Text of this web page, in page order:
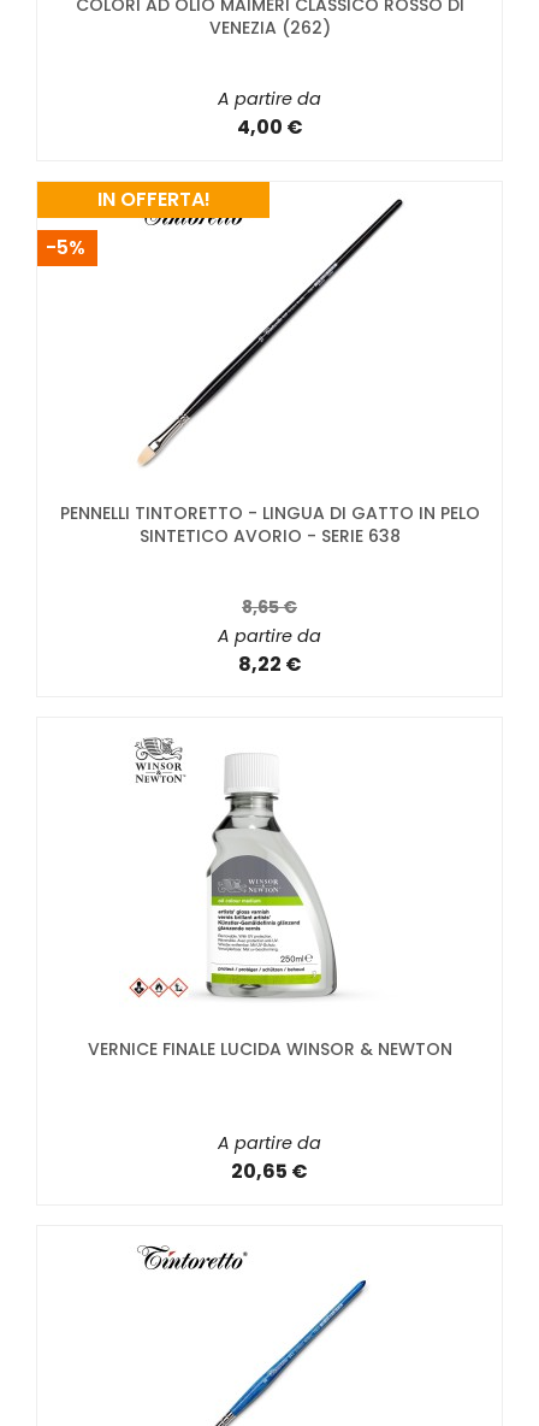
COLORI AD OLIO MAIMERI CLASSICO ROSSO DI
VENEZIA (262)
A partire da
4,00 €
PENNELLI TINTORETTO - LINGUA DI GATTO IN PELO
SINTETICO AVORIO - SERIE 638
8,65 €
A partire da
8,22 €
IN OFFERTA!
-5%
VERNICE FINALE LUCIDA WINSOR & NEWTON
A partire da
20,65 €